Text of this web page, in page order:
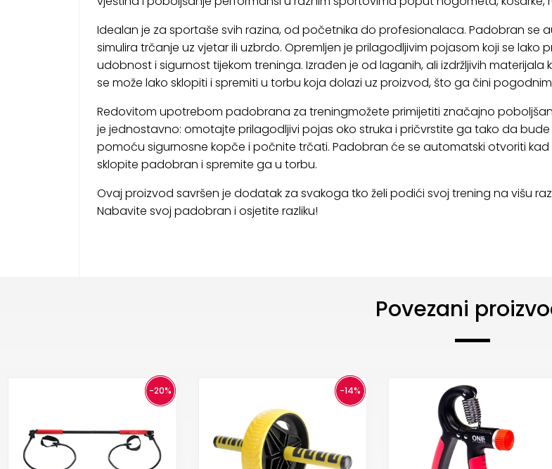
Idealan je za sportaše svih razina, od početnika do profesionalaca. Padobran se
simulira trčanje uz vjetar ili uzbrdo. Opremljen je prilagodljivim pojasom koji se
udobnost i sigurnost tijekom treninga. Izrađen je od laganih, ali izdržljivih
se može lako sklopiti i spremiti u torbu koja dolazi uz proizvod, što ga čini
Redovitom upotrebom padobrana za treningmožete primijetiti značajno
je jednostavno: omotajte prilagodljivi pojas oko struka i pričvrstite ga tako da
pomoću sigurnosne kopče i počnite trčati. Padobran će se automatski otvoriti
sklopite padobran i spremite ga u torbu.
Ovaj proizvod savršen je dodatak za svakoga tko želi podići svoj trening na višu
Nabavite svoj padobran i osjetite razliku!
Povezani
-20% -14%